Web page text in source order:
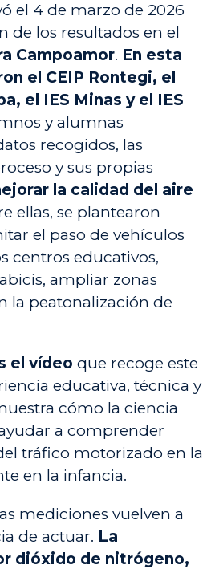
el 4 de marzo de 2026
de los resultados en el
Campoamor. En esta
el CEIP Rontegi, el
el IES Minas y el IES
y alumnas
recogidos, las
y sus propias
la calidad del aire
ellas, se plantearon
el paso de vehículos
centros educativos,
ampliar zonas
la peatonalización de
el vídeo que recoge este
educativa, técnica y
cómo la ciencia
a comprender
tráfico motorizado en la
en la infancia.
mediciones vuelven a
de actuar. La
dióxido de nitrógeno,